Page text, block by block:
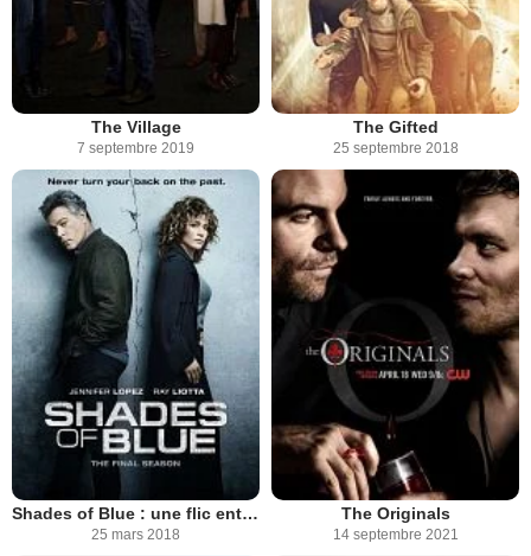
The Village
7 septembre 2019
The Gifted
25 septembre 2018
Shades of Blue : une flic entre deux feux
25 mars 2018
The Originals
14 septembre 2021